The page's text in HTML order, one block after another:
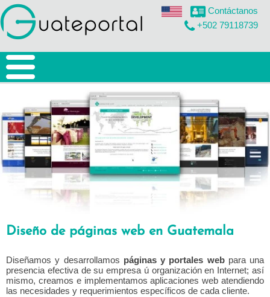
Contáctanos
+502 79118739
inicio
nosotros
diseño web
Diseño web
Páginas web
Posicionamiento Organico
aplicaciones web
Aplicaciones CRMs
Diseño de páginas web en Guatemala
Diseñamos y desarrollamos páginas y portales webpara una
presencia efectiva de su empresa ú organización en Internet; así
mismo, creamos e implementamos aplicaciones web atendiendo
las necesidades y requerimientos específicos de cada cliente.